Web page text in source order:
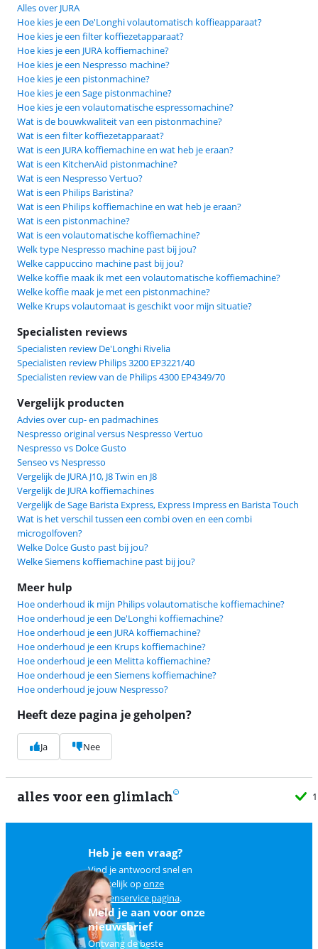
Alles over JURA
Hoe kies je een De'Longhi volautomatisch koffieapparaat?
Hoe kies je een filter koffiezetapparaat?
Hoe kies je een JURA koffiemachine?
Hoe kies je een Nespresso machine?
Hoe kies je een pistonmachine?
Hoe kies je een Sage pistonmachine?
Hoe kies je een volautomatische espressomachine?
Wat is de bouwkwaliteit van een pistonmachine?
Wat is een filter koffiezetapparaat?
Wat is een JURA koffiemachine en wat heb je eraan?
Wat is een KitchenAid pistonmachine?
Wat is een Nespresso Vertuo?
Wat is een Philips Baristina?
Wat is een Philips koffiemachine en wat heb je eraan?
Wat is een pistonmachine?
Wat is een volautomatische koffiemachine?
Welk type Nespresso machine past bij jou?
Welke cappuccino machine past bij jou?
Welke koffie maak ik met een volautomatische koffiemachine?
Welke koffie maak je met een pistonmachine?
Welke Krups volautomaat is geschikt voor mijn situatie?
Specialisten reviews
Specialisten review De'Longhi Rivelia
Specialisten review Philips 3200 EP3221/40
Specialisten review van de Philips 4300 EP4349/70
Vergelijk producten
Advies over cup- en padmachines
Nespresso original versus Nespresso Vertuo
Nespresso vs Dolce Gusto
Senseo vs Nespresso
Vergelijk de JURA J10, J8 Twin en J8
Vergelijk de JURA koffiemachines
Vergelijk de Sage Barista Express, Express Impress en Barista Touch
Wat is het verschil tussen een combi oven en een combi
microgolfoven?
Welke Dolce Gusto past bij jou?
Welke Siemens koffiemachine past bij jou?
Meer hulp
Hoe onderhoud ik mijn Philips volautomatische koffiemachine?
Hoe onderhoud je een De'Longhi koffiemachine?
Hoe onderhoud je een JURA koffiemachine?
Hoe onderhoud je een Krups koffiemachine?
Hoe onderhoud je een Melitta koffiemachine?
Hoe onderhoud je een Siemens koffiemachine?
Hoe onderhoud je jouw Nespresso?
Heeft deze pagina je geholpen?
Ja Nee
alles voor een glimlach
Heb je een vraag?
Vind je antwoord snel en
makkelijk oponze
klantenservice pagina.
Meld je aan voor onze
nieuwsbrief
Ontvang de beste